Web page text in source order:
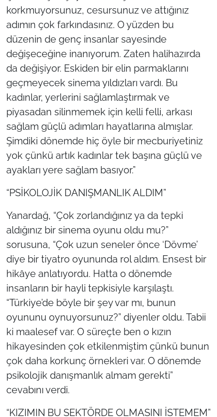
korkmuyorsunuz, cesursunuz ve attığınız
adımın çok farkındasınız. O yüzden bu
düzenin de genç insanlar sayesinde
değişeceğine inanıyorum. Zaten halihazırda
da değişiyor. Eskiden bir elin parmaklarını
geçmeyecek sinema yıldızları vardı. Bu
kadınlar, yerlerini sağlamlaştırmak ve
piyasadan silinmemek için kelli felli, arkası
sağlam güçlü adımları hayatlarına almışlar.
Şimdiki dönemde hiç öyle bir mecburiyetiniz
yok çünkü artık kadınlar tek başına güçlü ve
ayakları yere sağlam basıyor.”
“PSİKOLOJİK DANIŞMANLIK ALDIM”
Yanardağ, “Çok zorlandığınız ya da tepki
aldığınız bir sinema oyunu oldu mu?”
sorusuna, “Çok uzun seneler önce ‘Dövme’
diye bir tiyatro oyununda rol aldım. Ensest bir
hikâye anlatıyordu. Hatta o dönemde
insanların bir hayli tepkisiyle karşılaştı.
“Türkiye’de böyle bir şey var mı, bunun
oyununu oynuyorsunuz?” diyenler oldu. Tabii
ki maalesef var. O süreçte ben o kızın
hikayesinden çok etkilenmiştim çünkü bunun
çok daha korkunç örnekleri var. O dönemde
psikolojik danışmanlık almam gerekti”
cevabını verdi.
“KIZIMIN BU SEKTÖRDE OLMASINI İSTEMEM”